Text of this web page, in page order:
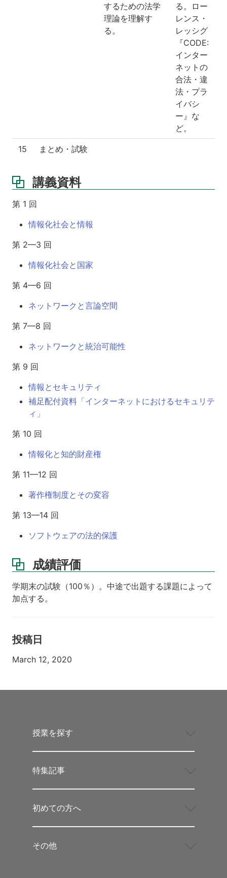
するための法学
理論を理解す
る。
る。ロー
レンス・
レッシグ
『CODE:
インター
ネットの
合法・違
法・プラ
イバシ
ー』な
ど。
15 まとめ・試験
講義資料
第 1 回
情報化社会と情報
第 2—3 回
情報化社会と国家
第 4—6 回
ネットワークと言論空間
第 7—8 回
ネットワークと統治可能性
第 9 回
情報とセキュリティ
補足配付資料「インターネットにおけるセキュリテ
ィ」
第 10 回
情報化と知的財産権
第 11—12 回
著作権制度とその変容
第 13—14 回
ソフトウェアの法的保護
成績評価
学期末の試験（100％）。中途で出題する課題によって
加点する。
投稿日
March 12, 2020
授業を探す
特集記事
初めての方へ
その他